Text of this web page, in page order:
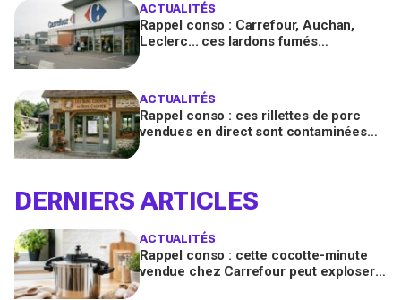
ACTUALITÉS
Rappel conso : Carrefour, Auchan,
Leclerc... ces lardons fumés
ACTUALITÉS
Rappel conso : ces rillettes de porc
vendues en direct sont contaminées
DERNIERS ARTICLES
ACTUALITÉS
Rappel conso : cette cocotte-minute
vendue chez Carrefour peut exploser